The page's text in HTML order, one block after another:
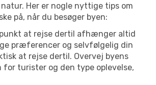
Her er nogle nyttige tips om
på, når du besøger byen:
at rejse dertil afhænger altid
præferencer og selvfølgelig din
at rejse dertil. Overvej byens
for turister og den type oplevelse,